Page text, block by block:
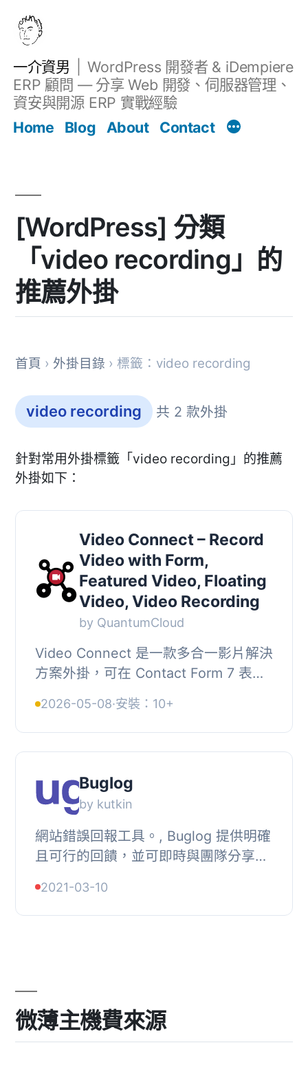
一介資男
WordPress 開發者 & iDempiere
ERP 顧問 — 分享 Web 開發、伺服器管理、
資安與開源 ERP 實戰經驗
Home
Blog About Contact
[WordPress] 分類
「video recording」的
推薦外掛
首頁 › 外掛目錄 › 標籤：video recording
video recording 共 2 款外掛
針對常用外掛標籤「video recording」的推薦
外掛如下：
Video Connect – Record
Video with Form,
Featured Video, Floating
Video, Video Recording
by QuantumCloud
Video Connect 是一款多合一影片解決
方案外掛，可在 Contact Form 7 表單
加入精選影片、設置浮動影片氣泡及影
片小工具，幫助...
2026-05-08·安裝：10+
Buglog
by kutkin
網站錯誤回報工具。, Buglog 提供明確
且可行的回饋，並可即時與團隊分享錯
的需求。更改顏色、語言等等。, 可在
任何地方...
2021-03-10
微薄主機費來源
文章